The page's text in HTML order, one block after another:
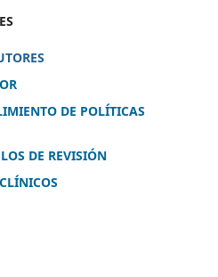
DE POLÍTICAS
DE REVISIÓN